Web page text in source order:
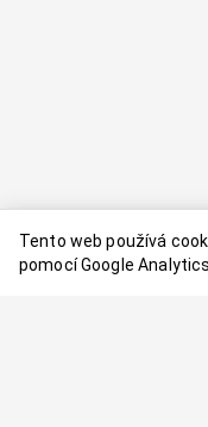
Tento web používá
pomocí Google Analytics.